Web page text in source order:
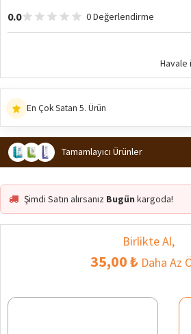
0.0 0 Değerlendirme
Havale
2. ürüne %5 indirim
En Çok Satan 5. Ürün
Tamamlayıcı Ürünler
Şimdi Satın alırsanız Bugün kargoda!
Birlikte Al,
35,00 ₺ Daha Az